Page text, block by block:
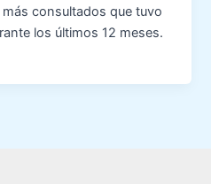
consultados que tuvo
los últimos 12 meses.